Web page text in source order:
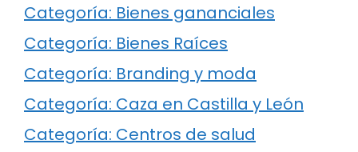
Categoría: Bienes gananciales
Categoría: Bienes Raíces
Categoría: Branding y moda
Categoría: Caza en Castilla y León
Categoría: Centros de salud